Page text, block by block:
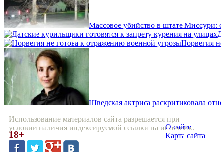
Массовое убийство в штате Миссури:
Норвегия
Шведская актриса раскритиковала
Использование материалов сайта разрешается при
условии наличия индексируемой ссылки на источник.
18+
О сайте
Карта сайта